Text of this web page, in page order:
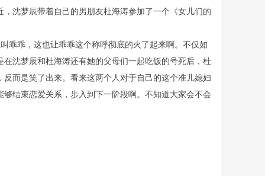
沈梦辰带着自己的男朋友杜海涛参加了一个《女儿们的
乖乖，这也让乖乖这个称呼彻底的火了起来啊。不仅如
沈梦辰和杜海涛还有她的父母们一起吃饭的号死后，杜
而是笑了出来。看来这两个人对于自己的这个准儿媳妇
结束恋爱关系，步入到下一阶段啊。不知道大家会不会